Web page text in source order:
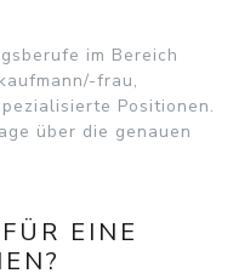
im Bereich
frau,
Positionen.
über die genauen
EINE